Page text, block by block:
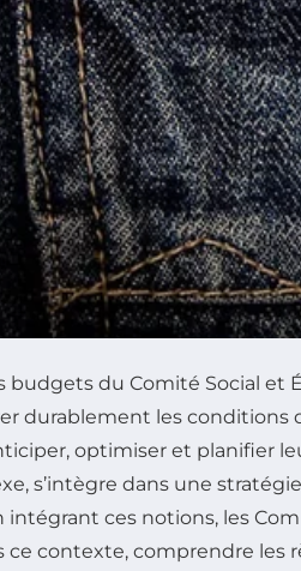
budgets du Comité Social
durablement les
optimiser et planifier
s’intègre dans une
intégrant ces notions, les
contexte, comprendre les